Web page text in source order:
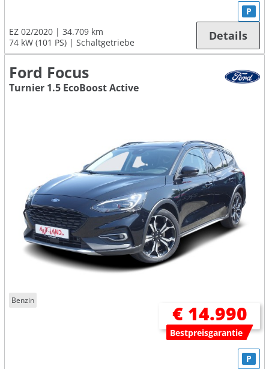
EZ 02/2020
34.709 km
74 kW (101 PS)
Schaltgetriebe
P
Details
Ford Focus
Turnier 1.5 EcoBoost Active
Benzin
€ 14.990
Bestpreisgarantie
P